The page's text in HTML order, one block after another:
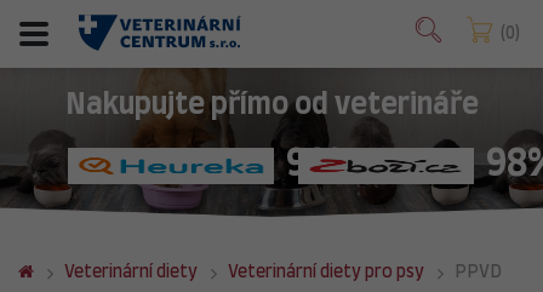
0
Nakupujte přímo od veterináře
98%
Veterinární diety Veterinární diety pro psy
PPVD